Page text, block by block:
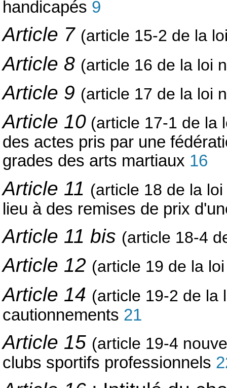
handicapés 9
Article 7 (article 15-2 de la
Article 8 (article 16 de la loi
Article 9 (article 17 de la loi
Article 10 (article 17-1 de la
des actes pris par une
grades des arts martiaux 16
Article 11 (article 18 de la
lieu à des remises de prix
Article 11 bis (article 18-4
Article 12 (article 19 de la
Article 14 (article 19-2 de la
cautionnements 21
Article 15 (article 19-4
clubs sportifs professionnels